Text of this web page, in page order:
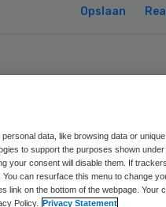
Opslaan
data, like browsing data or
to support the purposes shown
your consent will disable them. If
can resurface this menu to change
link on the bottom of the webpage. Your
Policy. Privacy Statement